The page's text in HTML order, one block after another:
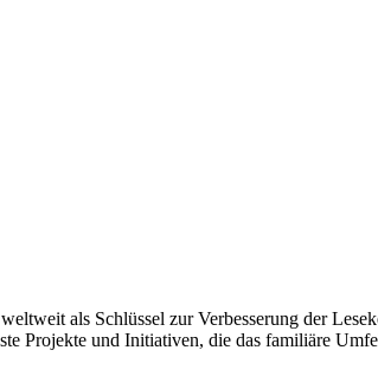
als Schlüssel zur Verbesserung der
Projekte und Initiativen, die das familiäre